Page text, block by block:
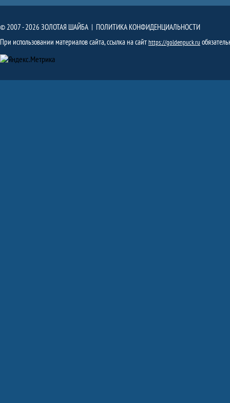
© 2007 - 2026 ЗОЛОТАЯ ШАЙБА | ПОЛИТИКА КОНФИДЕНЦИАЛЬНОСТИ
При использовании материалов сайта, ссылка на сайтhttps://goldenpuck.ru